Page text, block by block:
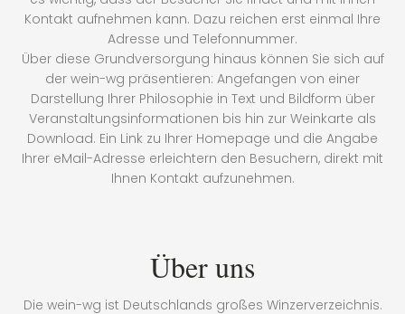
Kontakt aufnehmen kann. Dazu reichen erst einmal Ihre
Adresse und Telefonnummer.
Über diese Grundversorgung hinaus können Sie sich auf
der wein-wg präsentieren: Angefangen von einer
Darstellung Ihrer Philosophie in Text und Bildform über
Veranstaltungsinformationen bis hin zur Weinkarte als
Download. Ein Link zu Ihrer Homepage und die Angabe
Ihrer eMail-Adresse erleichtern den Besuchern, direkt mit
Ihnen Kontakt aufzunehmen.
Über uns
Die wein-wg ist Deutschlands großes Winzerverzeichnis.